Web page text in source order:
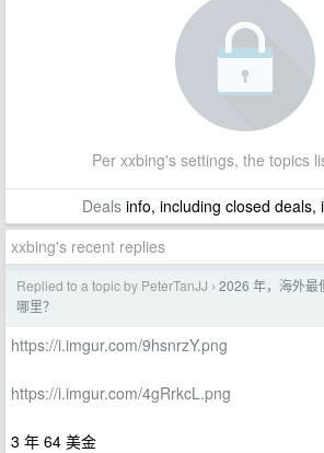
Per xxbing's settings, the topics
Dealsinfo, including closed deals,
xxbing's recent replies
Replied to a topic by PeterTanJJ › 2026 年，海外最
哪里？
https://i.imgur.com/9hsnrzY.png
https://i.imgur.com/4gRrkcL.png
3 年 64 美金